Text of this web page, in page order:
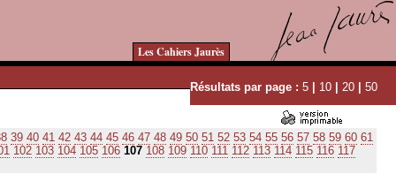
Les Cahiers Jaurès
Résultats par page : 5 | 10 | 20 | 50
39 40 41 42 43 44 45 46 47 48 49 50 51 52 53 54 55 56 57 58 59 60 61
102 103 104 105 106 107 108 109 110 111 112 113 114 115 116 117